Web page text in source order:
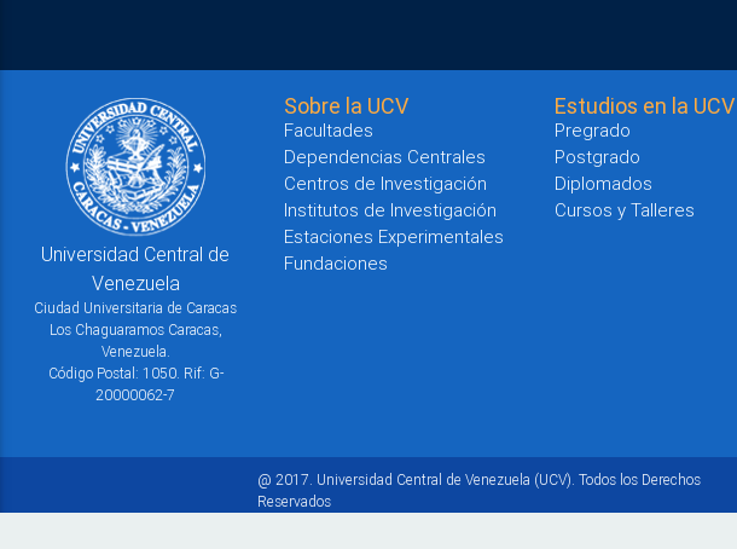
Universidad Central de
Venezuela
Ciudad Universitaria de Caracas
Los Chaguaramos Caracas,
Venezuela.
Código Postal: 1050. Rif: G-
20000062-7
Sobre la UCV
Facultades
Dependencias Centrales
Centros de Investigación
Institutos de Investigación
Estaciones Experimentales
Fundaciones
Estudios en la UCV
Pregrado
Postgrado
Diplomados
Cursos y Talleres
@ 2017. Universidad Central de Venezuela (UCV). Todos los Derechos
Reservados